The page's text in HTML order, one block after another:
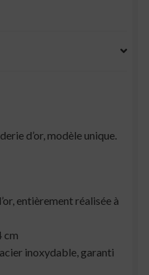
d’or, modèle unique.
entièrement réalisée à
cm
inoxydable, garanti